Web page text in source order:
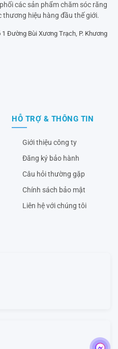
các sản phẩm chăm sóc răng
thương hiệu hàng đầu thế giới.
Đường Bùi Xương Trạch, P. Khương
HỖ TRỢ & THÔNG TIN
Giới thiệu công ty
Đăng ký bảo hành
Câu hỏi thường gặp
Chính sách bảo mật
Liên hệ với chúng tôi